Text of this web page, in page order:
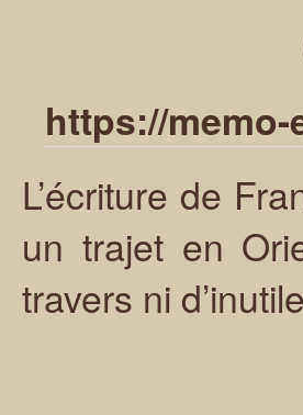
https://
L’écriture de
un trajet en
travers ni